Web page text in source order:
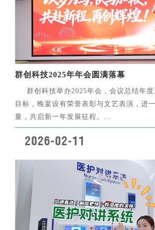
群创科技2025年年会圆满落幕
群创科技举办2025年会，会议总结年
目标，晚宴设有荣誉表彰与文艺表演，进
量，共启新一年发展征程。...
2026-02-11